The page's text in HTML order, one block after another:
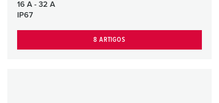
16 A - 32 A
IP67
8 ARTIGOS